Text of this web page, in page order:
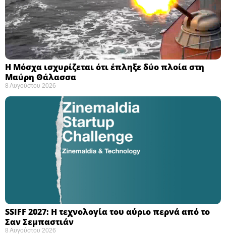
Η Μόσχα ισχυρίζεται ότι έπληξε δύο πλοία στη
Μαύρη Θάλασσα ​
8 Αυγούστου 2026
SSIFF 2027: Η τεχνολογία του αύριο περνά από το
Σαν Σεμπαστιάν ​
8 Αυγούστου 2026